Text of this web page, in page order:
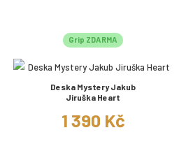
Grip ZDARMA
Deska Mystery Jakub
Jiruška Heart
1 390 Kč